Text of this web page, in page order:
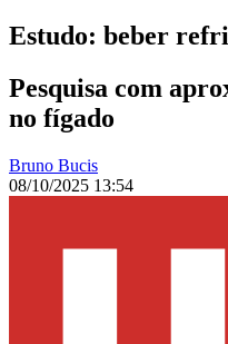
Estudo: beber
Pesquisa com
no fígado
Bruno Bucis
08/10/2025 13:54